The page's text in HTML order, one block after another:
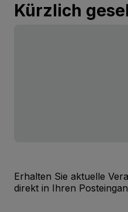
Kürzlich
Erhalten Sie aktuelle
direkt in Ihren